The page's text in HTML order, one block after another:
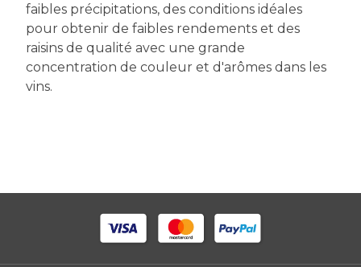
faibles précipitations, des conditions idéales
pour obtenir de faibles rendements et des
raisins de qualité avec une grande
concentration de couleur et d'arômes dans les
vins.